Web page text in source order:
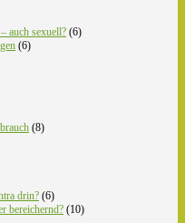
auch sexuell? (6)
(6)
(8)
drin? (6)
bereichernd? (10)